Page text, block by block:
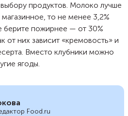
продуктов. Молоко лучше
то не менее 3,2%
берите пожирнее — от 30%
от них зависит «кремовость» и
Вместо клубники можно
ягоды.
Food.ru